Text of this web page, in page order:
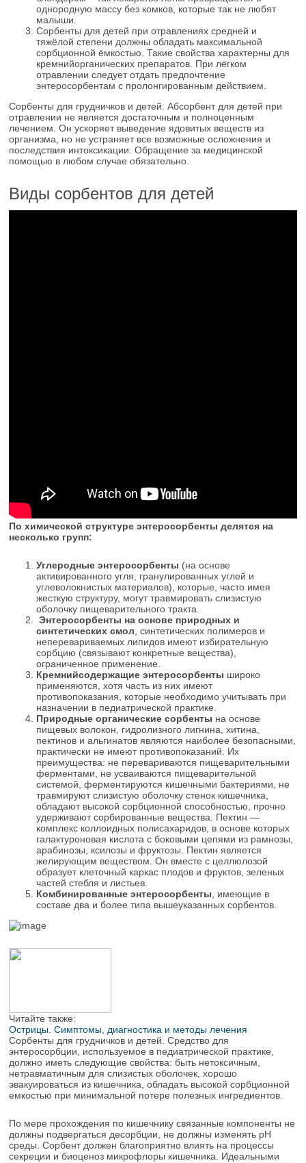
однородную массу без комков, которые так не любят
малыши.
Сорбенты для детей при отравлениях средней и
тяжёлой степени должны обладать максимальной
сорбционной ёмкостью. Такие свойства характерны для
кремнийорганических препаратов. При лёгком
отравлении следует отдать предпочтение
энтеросорбентам с пролонгированным действием.
Сорбенты для грудничков и детей. Абсорбент для детей при
отравлении не является достаточным и полноценным
лечением. Он ускоряет выведение ядовитых веществ из
организма, но не устраняет все возможные осложнения и
последствия интоксикации. Обращение за медицинской
помощью в любом случае обязательно.
Виды сорбентов для детей
По химической структуре энтеросорбенты делятся на
несколько групп:
Углеродные энтеросорбенты (на основе
активированного угля, гранулированных углей и
углеволокнистых материалов), которые, часто имея
жесткую структуру, могут травмировать слизистую
оболочку пищеварительного тракта.
Энтеросорбенты на основе природных и
синтетических смол , синтетических полимеров и
неперевариваемых липидов имеют избирательную
сорбцию (связывают конкретные вещества),
ограниченное применение.
Кремнийсодержащие энтеросорбенты широко
применяются, хотя часть из них имеют
противопоказания, которые необходимо учитывать при
назначении в педиатрической практике.
Природные органические сорбенты на основе
пищевых волокон, гидролизного лигнина, хитина,
пектинов и альгинатов являются наиболее безопасными,
практически не имеют противопоказаний. Их
преимущества: не перевариваются пищеварительными
ферментами, не усваиваются пищеварительной
системой, ферментируются кишечными бактериями, не
травмируют слизистую оболочку стенок кишечника,
обладают высокой сорбционной способностью, прочно
удерживают сорбированные вещества. Пектин —
комплекс коллоидных полисахаридов, в основе которых
галактуроновая кислота с боковыми цепями из рамнозы,
арабинозы, ксилозы и фруктозы. Пектин является
желирующим веществом. Он вместе с целлюлозой
образует клеточный каркас плодов и фруктов, зеленых
частей стебля и листьев.
Комбинированные энтеросорбенты , имеющие в
составе два и более типа вышеуказанных сорбентов.
Читайте также:
Острицы. Симптомы, диагностика и методы лечения
Сорбенты для грудничков и детей. Средство для
энтеросорбции, используемое в педиатрической практике,
должно иметь следующие свойства: быть нетоксичным,
нетравматичным для слизистых оболочек, хорошо
эвакуироваться из кишечника, обладать высокой сорбционной
емкостью при минимальной потере полезных ингредиентов.
По мере прохождения по кишечнику связанные компоненты не
должны подвергаться десорбции, не должны изменять рН
среды. Сорбент должен благоприятно влиять на процессы
секреции и биоценоз микрофлоры кишечника. Идеальными